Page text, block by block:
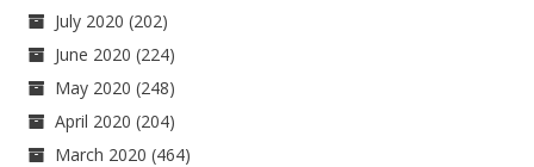
July 2020 (202)
June 2020 (224)
May 2020 (248)
April 2020 (204)
March 2020 (464)